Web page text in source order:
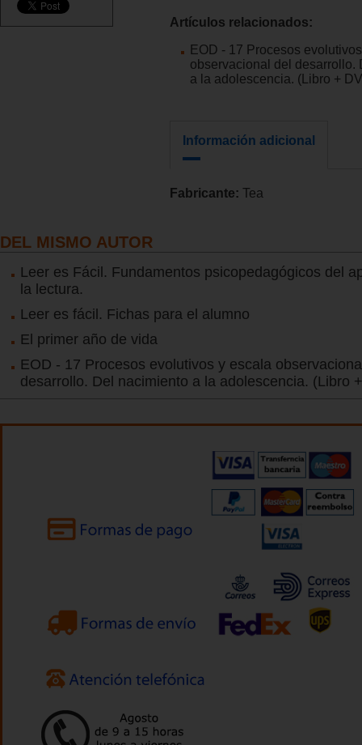
Artículos relacionados:
EOD - 17 Procesos
observacional del desarrollo.
a la adolescencia. (Libro +
Información adicional
Fabricante: Tea
DEL MISMO AUTOR
Leer es Fácil. Fundamentos psicopedagógicos del
la lectura.
Leer es fácil. Fichas para el alumno
El primer año de vida
EOD - 17 Procesos evolutivos y escala
desarrollo. Del nacimiento a la adolescencia. (Libro